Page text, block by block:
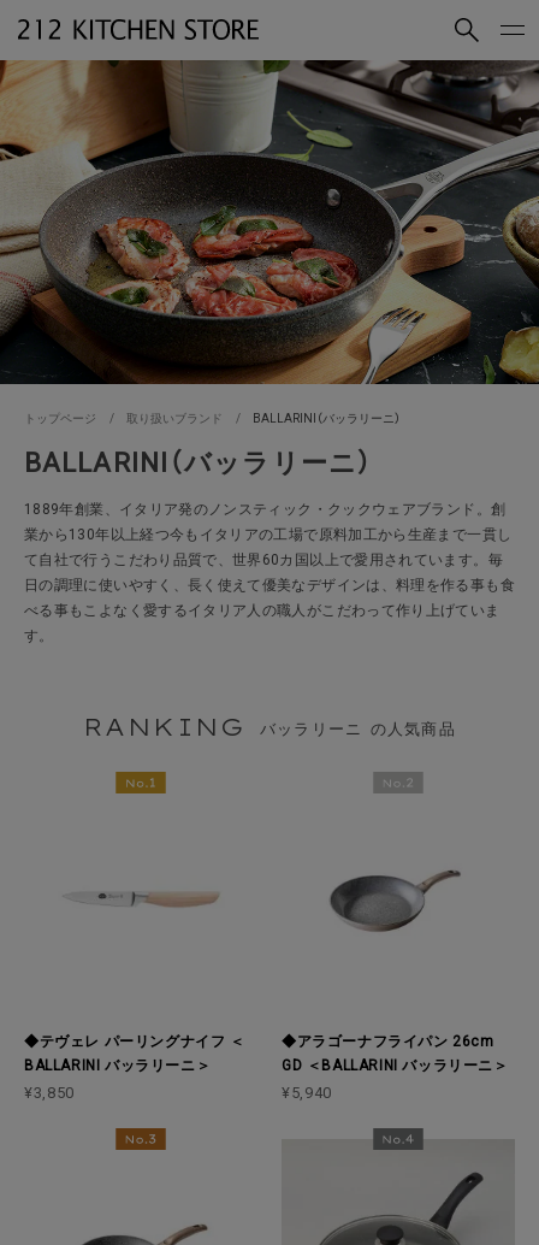
買いもの
ショップコンセプト 店舗一覧
会社概要 採用情報
212 KITCHEN STORE 公式SNSアカウント
Mail Magazine
トップページ 取り扱いブランド BALLARINI（バッラリーニ）
BALLARINI（バッラリーニ）
1889年創業、イタリア発のノンスティック・クックウェアブランド。創
業から130年以上経つ今もイタリアの工場で原料加工から生産まで一貫し
て自社で行うこだわり品質で、世界60カ国以上で愛用されています。毎
日の調理に使いやすく、長く使えて優美なデザインは、料理を作る事も食
べる事もこよなく愛するイタリア人の職人がこだわって作り上げていま
す。
RANKING バッラリーニ の人気商品
◆テヴェレ パーリングナイフ ＜
BALLARINI バッラリーニ＞
¥3,850
◆アラゴーナフライパン 26cm
GD ＜BALLARINI バッラリーニ＞
¥5,940